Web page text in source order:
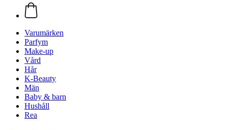
Varumärken
Parfym
Make-up
Vård
Hår
K-Beauty
Män
Baby & barn
Hushåll
Rea